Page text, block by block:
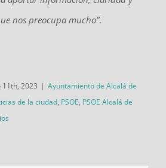
nos preocupa mucho”.
11th, 2023 | Ayuntamiento de Alcalá de
de la ciudad, PSOE, PSOE Alcalá de